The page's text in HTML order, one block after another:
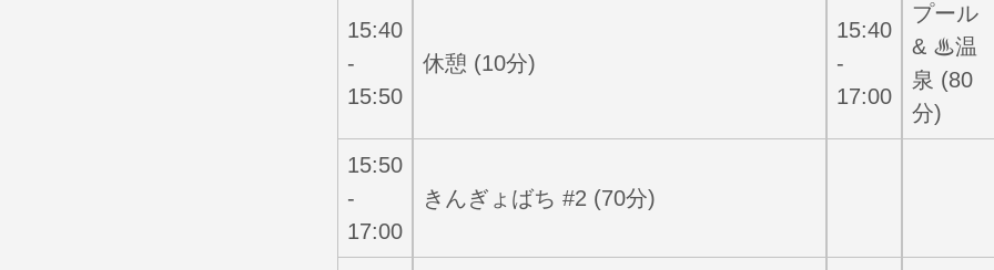
15:40
-
15:50
休憩 (10分)
15:40
-
17:00
プール
& ♨温
泉 (80
分)
15:50
-
17:00
きんぎょばち #2 (70分)